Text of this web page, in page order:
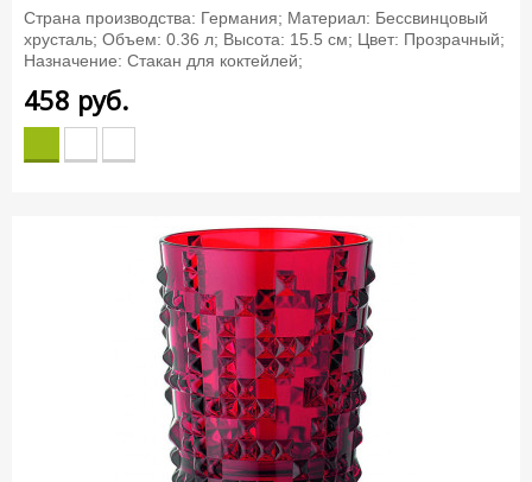
Страна производства: Германия; Материал: Бессвинцовый
хрусталь; Объем: 0.36 л; Высота: 15.5 см; Цвет: Прозрачный;
Назначение: Стакан для коктейлей;
458 руб.